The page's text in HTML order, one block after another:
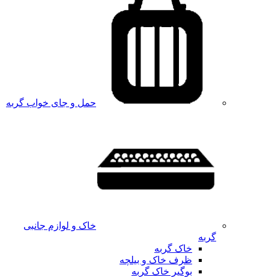
حمل و جای خواب گربه
خاک و لوازم جانبی
گربه
خاک گربه
ظرف خاک و بیلچه
بوگیر خاک گربه